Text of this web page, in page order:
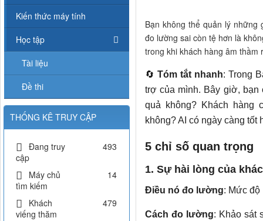
Bạn không thể quản lý
đo lường sai còn tệ hơn là
trong khi khách hàng âm thầm
🔄Tóm tắt nhanh: Trong
trợ của mình. Bây giờ,
quả không? Khách hàng
không? AI có ngày càng
5 chỉ số quan trọng
1. Sự hài lòng của
Điều nó đo lường: Mức
Cách đo lường: Khảo sát
Kiến thức máy tính
Học tập
Tài liệu
Đề thi
THỐNG KÊ TRUY CẬP
Đang truy
cập
493
Máy chủ
tìm kiếm
14
Khách
viếng thăm
479